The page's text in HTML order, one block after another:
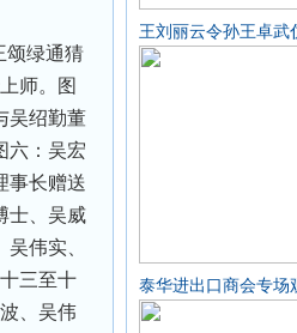
绿通猜
师。图
吴绍勤董
六：吴宏
事长赠送
士、吴威
伟实、
三至十
、吴伟
王刘丽云令孙王卓武
泰华进出口商会专场